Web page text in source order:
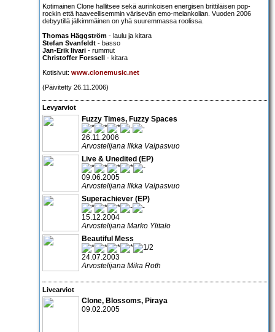
Kotimainen Clone hallitsee sekä aurinkoisen energisen brittiläisen pop-
rockin että haaveellisemmin värisevän emo-melankolian. Vuoden 2006
debyytillä jälkimmäinen on yhä suuremmassa roolissa.
Thomas Häggström - laulu ja kitara
Stefan Svanfeldt - basso
Jan-Erik Iivari - rummut
Christoffer Forssell - kitara
Kotisivut: www.clonemusic.net
(Päivitetty 26.11.2006)
Levyarviot
Fuzzy Times, Fuzzy Spaces
26.11.2006
Arvostelijana Ilkka Valpasvuo
Live & Unedited (EP)
09.06.2005
Arvostelijana Ilkka Valpasvuo
Superachiever (EP)
15.12.2004
Arvostelijana Marko Ylitalo
Beautiful Mess
24.07.2003
Arvostelijana Mika Roth
Livearviot
Clone, Blossoms, Piraya
09.02.2005